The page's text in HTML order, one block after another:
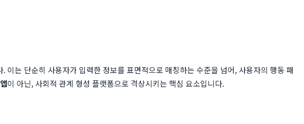
이는 단순히 사용자가 입력한 정보를 표면적으로 매칭하는 수준을 넘어, 사용자의 행동 패
이 아닌, 사회적 관계 형성 플랫폼으로 격상시키는 핵심 요소입니다.